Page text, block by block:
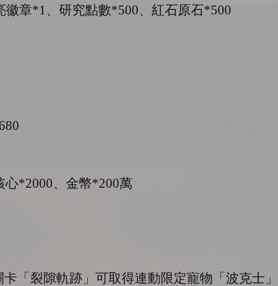
徽章*1、研究點數*500、紅石原石*500
*2000、金幣*200萬
卡 「裂隙軌跡」 可取得連動限定寵物 「 波克士 」